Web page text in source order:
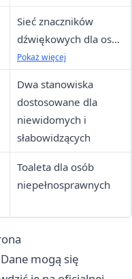
Sieć znaczników
dźwiękowych dla osób
z
wzroku
Pokaż więcej
Dwa stanowiska
dostosowane dla
niewidomych i
słabowidzących
Toaleta dla osób
niepełnosprawnych
mogą się